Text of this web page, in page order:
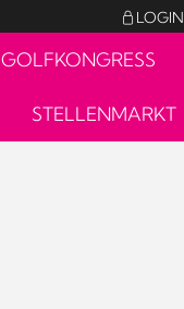
 LOGIN
GOLFKONGRESS
STELLENMARKT